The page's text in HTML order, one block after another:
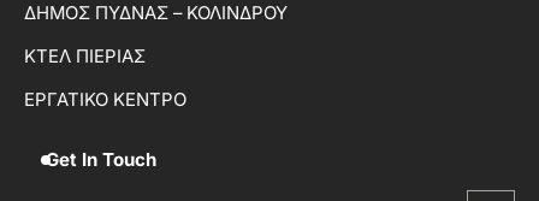
ΔΗΜΟΣ ΠΥΔΝΑΣ – ΚΟΛΙΝΔΡΟΥ
ΚΤΕΛ ΠΙΕΡΙΑΣ
ΕΡΓΑΤΙΚΟ ΚΕΝΤΡΟ
Get In Touch